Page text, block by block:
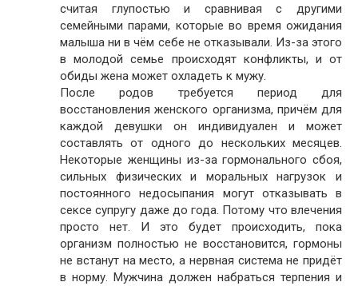
считая глупостью и сравнивая с другими
семейными парами, которые во время ожидания
малыша ни в чём себе не отказывали. Из-за этого
в молодой семье происходят конфликты, и от
обиды жена может охладеть к мужу.
После родов требуется период для
восстановления женского организма, причём для
каждой девушки он индивидуален и может
составлять от одного до нескольких месяцев.
Некоторые женщины из-за гормонального сбоя,
сильных физических и моральных нагрузок и
постоянного недосыпания могут отказывать в
сексе супругу даже до года. Потому что влечения
просто нет. И это будет происходить, пока
организм полностью не восстановится, гормоны
не встанут на место, а нервная система не придёт
в норму. Мужчина должен набраться терпения и